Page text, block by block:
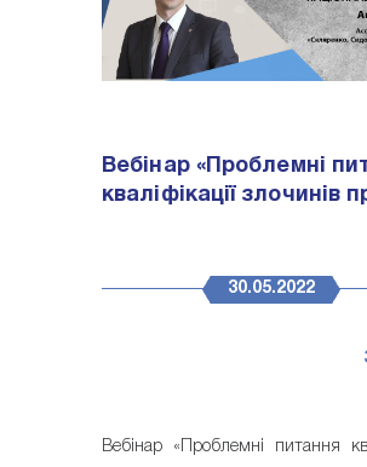
Вебінар «Проблемні
кваліфікації злочинів
30.05.2022
Вебінар «Проблемні питання